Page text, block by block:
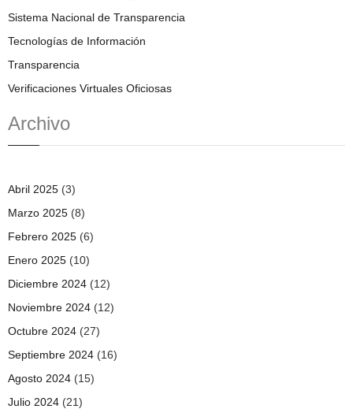
Sistema Nacional de Transparencia
Tecnologías de Información
Transparencia
Verificaciones Virtuales Oficiosas
Archivo
Abril 2025 (3)
Marzo 2025 (8)
Febrero 2025 (6)
Enero 2025 (10)
Diciembre 2024 (12)
Noviembre 2024 (12)
Octubre 2024 (27)
Septiembre 2024 (16)
Agosto 2024 (15)
Julio 2024 (21)